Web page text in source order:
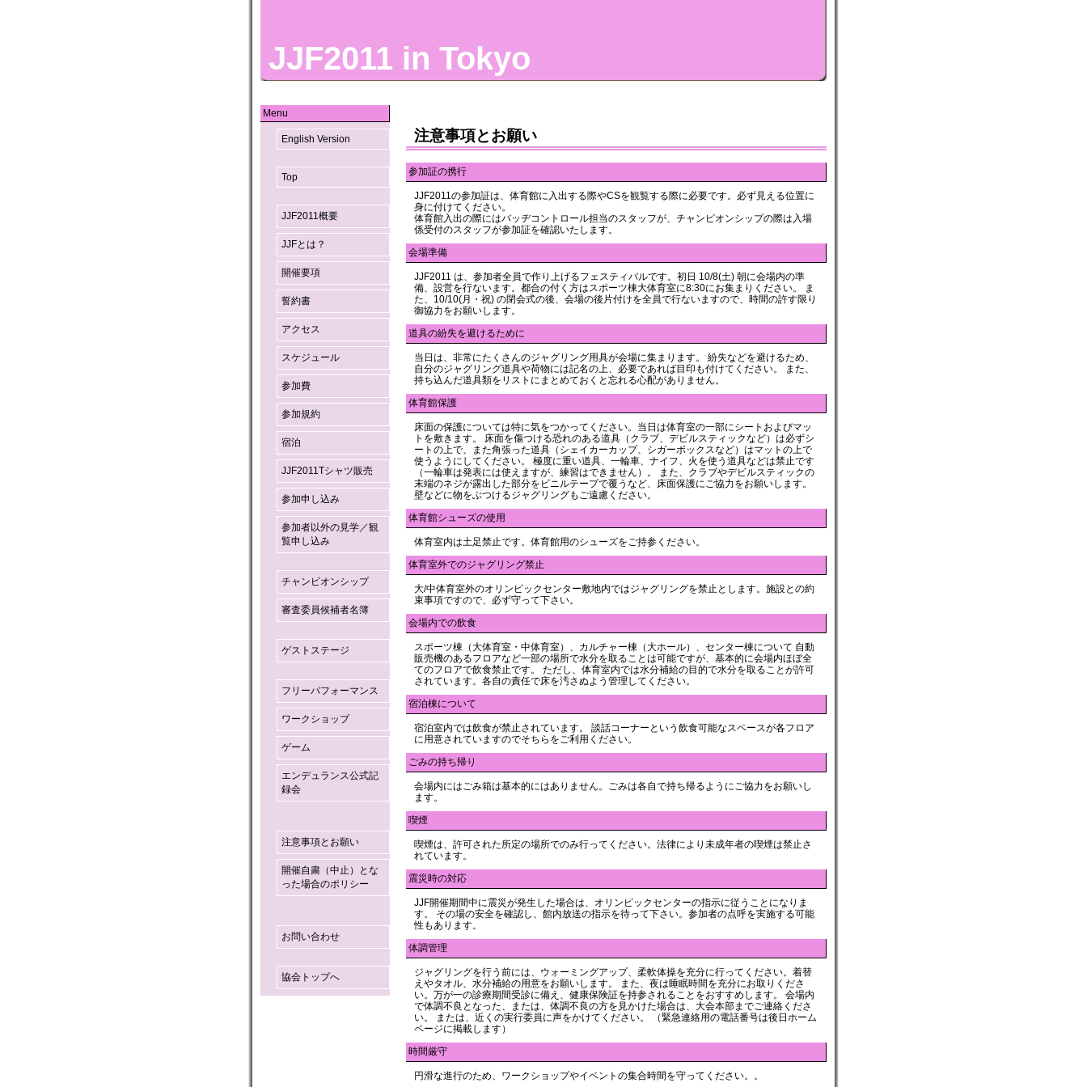
JJF2011 in Tokyo
Menu
English Version
Top
JJF2011概要
JJFとは？
開催要項
誓約書
アクセス
スケジュール
参加費
参加規約
宿泊
JJF2011Tシャツ販売
参加申し込み
参加者以外の見学／観
覧申し込み
チャンピオンシップ
審査委員候補者名簿
ゲストステージ
フリーパフォーマンス
ワークショップ
ゲーム
エンデュランス公式記
録会
注意事項とお願い
開催自粛（中止）とな
った場合のポリシー
お問い合わせ
協会トップへ
注意事項とお願い
参加証の携行
JJF2011の参加証は、体育館に入出する際やCSを観覧する際に必要です。必ず見える位置に
身に付けてください。
体育館入出の際にはバッヂコントロール担当のスタッフが、チャンピオンシップの際は入場
係受付のスタッフが参加証を確認いたします。
会場準備
JJF2011 は、参加者全員で作り上げるフェスティバルです。初日 10/8(土) 朝に会場内の準
備、設営を行ないます。都合の付く方はスポーツ棟大体育室に8:30にお集まりください。 ま
た、10/10(月・祝) の閉会式の後、会場の後片付けを全員で行ないますので、時間の許す限り
御協力をお願いします。
道具の紛失を避けるために
当日は、非常にたくさんのジャグリング用具が会場に集まります。 紛失などを避けるため、
自分のジャグリング道具や荷物には記名の上、必要であれば目印も付けてください。 また、
持ち込んだ道具類をリストにまとめておくと忘れる心配がありません。
体育館保護
床面の保護については特に気をつかってください。当日は体育室の一部にシートおよびマッ
トを敷きます。 床面を傷つける恐れのある道具（クラブ、デビルスティックなど）は必ずシ
ートの上で、また角張った道具（シェイカーカップ、シガーボックスなど）はマットの上で
使うようにしてください。 極度に重い道具、一輪車、ナイフ、火を使う道具などは禁止です
（一輪車は発表には使えますが、練習はできません）。 また、クラブやデビルスティックの
末端のネジが露出した部分をビニルテープで覆うなど、床面保護にご協力をお願いします。
壁などに物をぶつけるジャグリングもご遠慮ください。
体育館シューズの使用
体育室内は土足禁止です。体育館用のシューズをご持参ください。
体育室外でのジャグリング禁止
大/中体育室外のオリンピックセンター敷地内ではジャグリングを禁止とします。施設との約
束事項ですので、必ず守って下さい。
会場内での飲食
スポーツ棟（大体育室・中体育室）、カルチャー棟（大ホール）、センター棟について 自動
販売機のあるフロアなど一部の場所で水分を取ることは可能ですが、基本的に会場内ほぼ全
てのフロアで飲食禁止です。 ただし、体育室内では水分補給の目的で水分を取ることが許可
されています。各自の責任で床を汚さぬよう管理してください。
宿泊棟について
宿泊室内では飲食が禁止されています。 談話コーナーという飲食可能なスペースが各フロア
に用意されていますのでそちらをご利用ください。
ごみの持ち帰り
会場内にはごみ箱は基本的にはありません。ごみは各自で持ち帰るようにご協力をお願いし
ます。
喫煙
喫煙は、許可された所定の場所でのみ行ってください。法律により未成年者の喫煙は禁止さ
れています。
震災時の対応
JJF開催期間中に震災が発生した場合は、オリンピックセンターの指示に従うことになりま
す。 その場の安全を確認し、館内放送の指示を待って下さい。参加者の点呼を実施する可能
性もあります。
体調管理
ジャグリングを行う前には、ウォーミングアップ、柔軟体操を充分に行ってください。着替
えやタオル、水分補給の用意をお願いします。 また、夜は睡眠時間を充分にお取りくださ
い。万が一の診療期間受診に備え、健康保険証を持参されることをおすすめします。 会場内
で体調不良となった、または、体調不良の方を見かけた場合は、大会本部までご連絡くださ
い。 または、近くの実行委員に声をかけてください。 （緊急連絡用の電話番号は後日ホーム
ページに掲載します）
時間厳守
円滑な進行のため、ワークショップやイベントの集合時間を守ってください。。